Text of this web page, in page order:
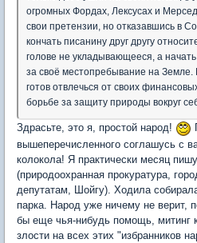
огромных Фордах, Лексусах и
свои претензии, но отказавшись в
кончать писанину друг другу
голове не укладывающееся, а
за своё местопребывание на Земле.
готов отвлечься от своих
борьбе за защиту природы вокруг
Здрасьте, это я, простой народ!
вышеперечисленного соглашусь с
колокола! Я практически месяц
(природоохранная прокуратура,
депутатам, Шойгу). Ходила
парка. Народ уже ничему не верит,
бы еще чья-нибудь помощь, митинг
злости на всех этих "избранников